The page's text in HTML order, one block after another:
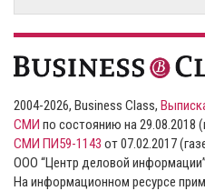
2004-2026, Business Class,
СМИ по состоянию на 29.08.2018
СМИ ПИ59-1143 от 07.02.2017
ООО “Центр деловой информации”
На информационном ресурсе